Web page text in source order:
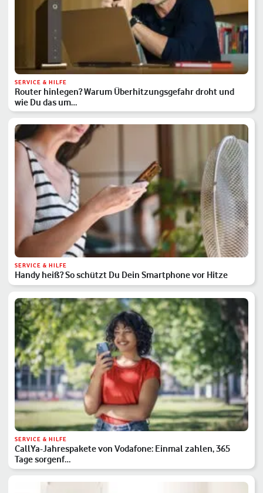
SERVICE & HILFE
Router hinlegen? Warum Überhitzungsgefahr droht und
wie Du das um…
SERVICE & HILFE
Handy heiß? So schützt Du Dein Smartphone vor Hitze
SERVICE & HILFE
CallYa-Jahrespakete von Vodafone: Einmal zahlen, 365
Tage sorgenf…